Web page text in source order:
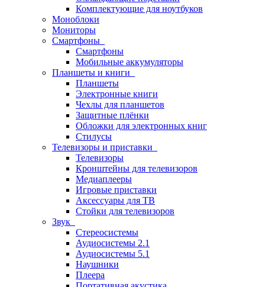
Комплектующие для ноутбуков
Моноблоки
Мониторы
Смартфоны
Смартфоны
Мобильные аккумуляторы
Планшеты и книги
Планшеты
Электронные книги
Чехлы для планшетов
Защитные плёнки
Обложки для электронных книг
Стилусы
Телевизоры и приставки
Телевизоры
Кронштейны для телевизоров
Медиаплееры
Игровые приставки
Аксессуары для ТВ
Стойки для телевизоров
Звук
Стереосистемы
Аудиосистемы 2.1
Аудиосистемы 5.1
Наушники
Плеера